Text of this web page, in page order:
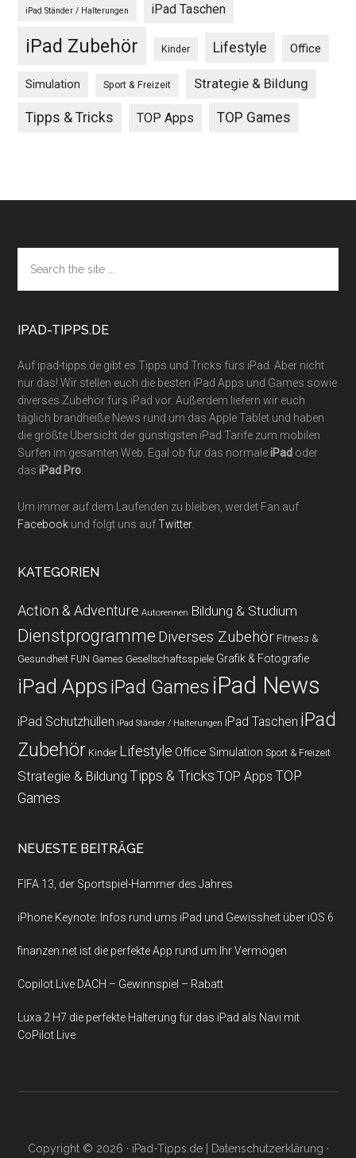
iPad Ständer / Halterungen iPad Taschen
iPad Zubehör Kinder Lifestyle Office
Simulation Sport & Freizeit Strategie & Bildung
Tipps & Tricks TOP Apps TOP Games
Footer
the
site
IPAD-TIPPS.DE
Auf ipad-tipps.de gibt es Tipps und Tricks fürs iPad. Aber nicht
nur das! Wir stellen euch die besten iPad Apps und Games sowie
diverses Zubehör fürs iPad vor. Außerdem liefern wir euch
täglich brandheiße News rund um das Apple Tablet und haben
die größte Übersicht der günstigsten iPad Tarife zum mobilen
Surfen im gesamten Web. Egal ob für das normaleiPad oder
dasiPad Pro
Um immer auf dem Laufenden zu bleiben, werdet Fan auf
Facebook und folgt uns aufTwitter.
KATEGORIEN
Action & Adventure Autorennen Bildung & Studium
Dienstprogramme Diverses Zubehör Fitness &
Gesundheit FUN Games Gesellschaftsspiele Grafik & Fotografie
iPad Apps iPad Games iPad News
iPad Schutzhüllen iPad Ständer / Halterungen iPad Taschen iPad
Zubehör Kinder Lifestyle Office Simulation Sport & Freizeit
Strategie & Bildung Tipps & Tricks TOP Apps TOP
Games
NEUESTE BEITRÄGE
FIFA 13, der Sportspiel-Hammer des Jahres
iPhone Keynote: Infos rund ums iPad und Gewissheit über iOS 6
finanzen.net ist die perfekte App rund um Ihr Vermögen
Copilot Live DACH – Gewinnspiel – Rabatt
Luxa 2 H7 die perfekte Halterung für das iPad als Navi mit
CoPilot Live
Copyright © 2026 · iPad-Tipps.de| Datenschutzerklärung ·